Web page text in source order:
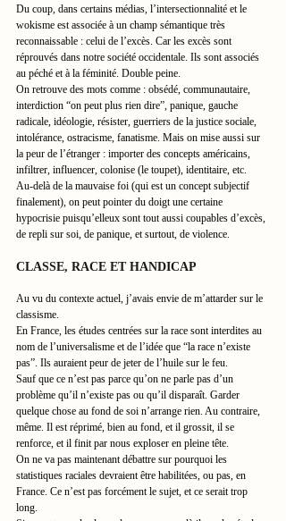
Du coup, dans certains médias, l’intersectionnalité et le
wokisme est associée à un champ sémantique très
reconnaissable : celui de l’excès. Car les excès sont
réprouvés dans notre société occidentale. Ils sont associés
au péché et à la féminité. Double peine.
On retrouve des mots comme : obsédé, communautaire,
interdiction “on peut plus rien dire”, panique, gauche
radicale, idéologie, résister, guerriers de la justice sociale,
intolérance, ostracisme, fanatisme. Mais on mise aussi sur
la peur de l’étranger : importer des concepts américains,
infiltrer, influencer, colonise (le toupet), identitaire, etc.
Au-delà de la mauvaise foi (qui est un concept subjectif
finalement), on peut pointer du doigt une certaine
hypocrisie puisqu’elleux sont tout aussi coupables d’excès,
de repli sur soi, de panique, et surtout, de violence.
CLASSE, RACE ET HANDICAP
Au vu du contexte actuel, j’avais envie de m’attarder sur le
classisme.
En France, les études centrées sur la race sont interdites au
nom de l’universalisme et de l’idée que “la race n’existe
pas”. Ils auraient peur de jeter de l’huile sur le feu.
Sauf que ce n’est pas parce qu’on ne parle pas d’un
problème qu’il n’existe pas ou qu’il disparaît. Garder
quelque chose au fond de soi n’arrange rien. Au contraire,
même. Il est réprimé, bien au fond, et il grossit, il se
renforce, et il finit par nous exploser en pleine tête.
On ne va pas maintenant débattre sur pourquoi les
statistiques raciales devraient être habilitées, ou pas, en
France. Ce n’est pas forcément le sujet, et ce serait trop
long.